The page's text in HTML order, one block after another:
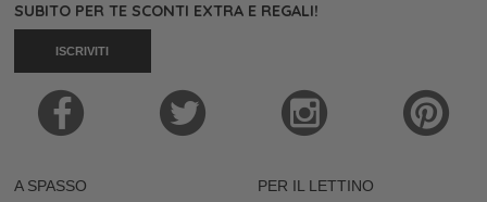
SUBITO PER TE SCONTI EXTRA E REGALI!
ISCRIVITI
A SPASSO
PER IL LETTINO